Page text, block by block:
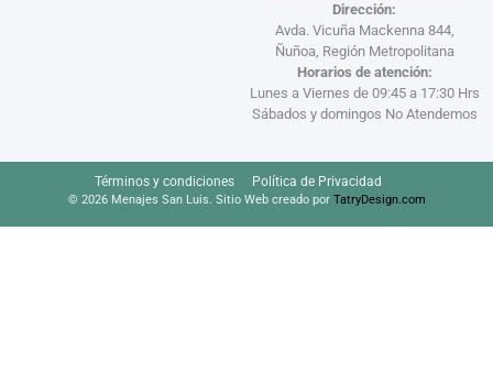
Dirección:
Avda. Vicuña Mackenna 844,
Ñuñoa, Región Metropolitana
Horarios de atención:
Lunes a Viernes de 09:45 a 17:30 Hrs
Sábados y domingos No Atendemos
Términos y condiciones Política de Privacidad
© 2026 Menajes San Luis. Sitio Web creado por TatryDesign.com